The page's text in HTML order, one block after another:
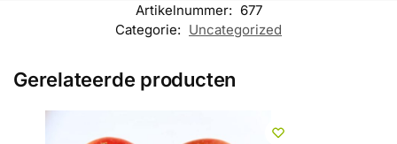
Artikelnummer: 677
Categorie: Uncategorized
Gerelateerde producten